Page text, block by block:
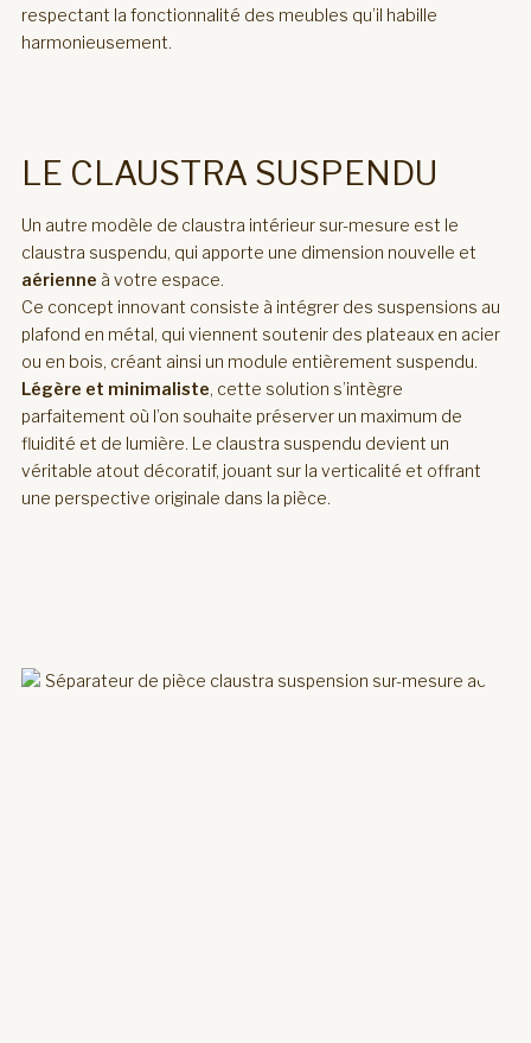
respectant la fonctionnalité des meubles qu’il habille
harmonieusement.
LE CLAUSTRA SUSPENDU
Un autre modèle de claustra intérieur sur-mesure est le
claustra suspendu, qui apporte une dimension nouvelle et
aérienne à votre espace.
Ce concept innovant consiste à intégrer des suspensions au
plafond en métal, qui viennent soutenir des plateaux en acier
ou en bois, créant ainsi un module entièrement suspendu.
Légère et minimaliste, cette solution s’intègre
parfaitement où l’on souhaite préserver un maximum de
fluidité et de lumière. Le claustra suspendu devient un
véritable atout décoratif, jouant sur la verticalité et offrant
une perspective originale dans la pièce.